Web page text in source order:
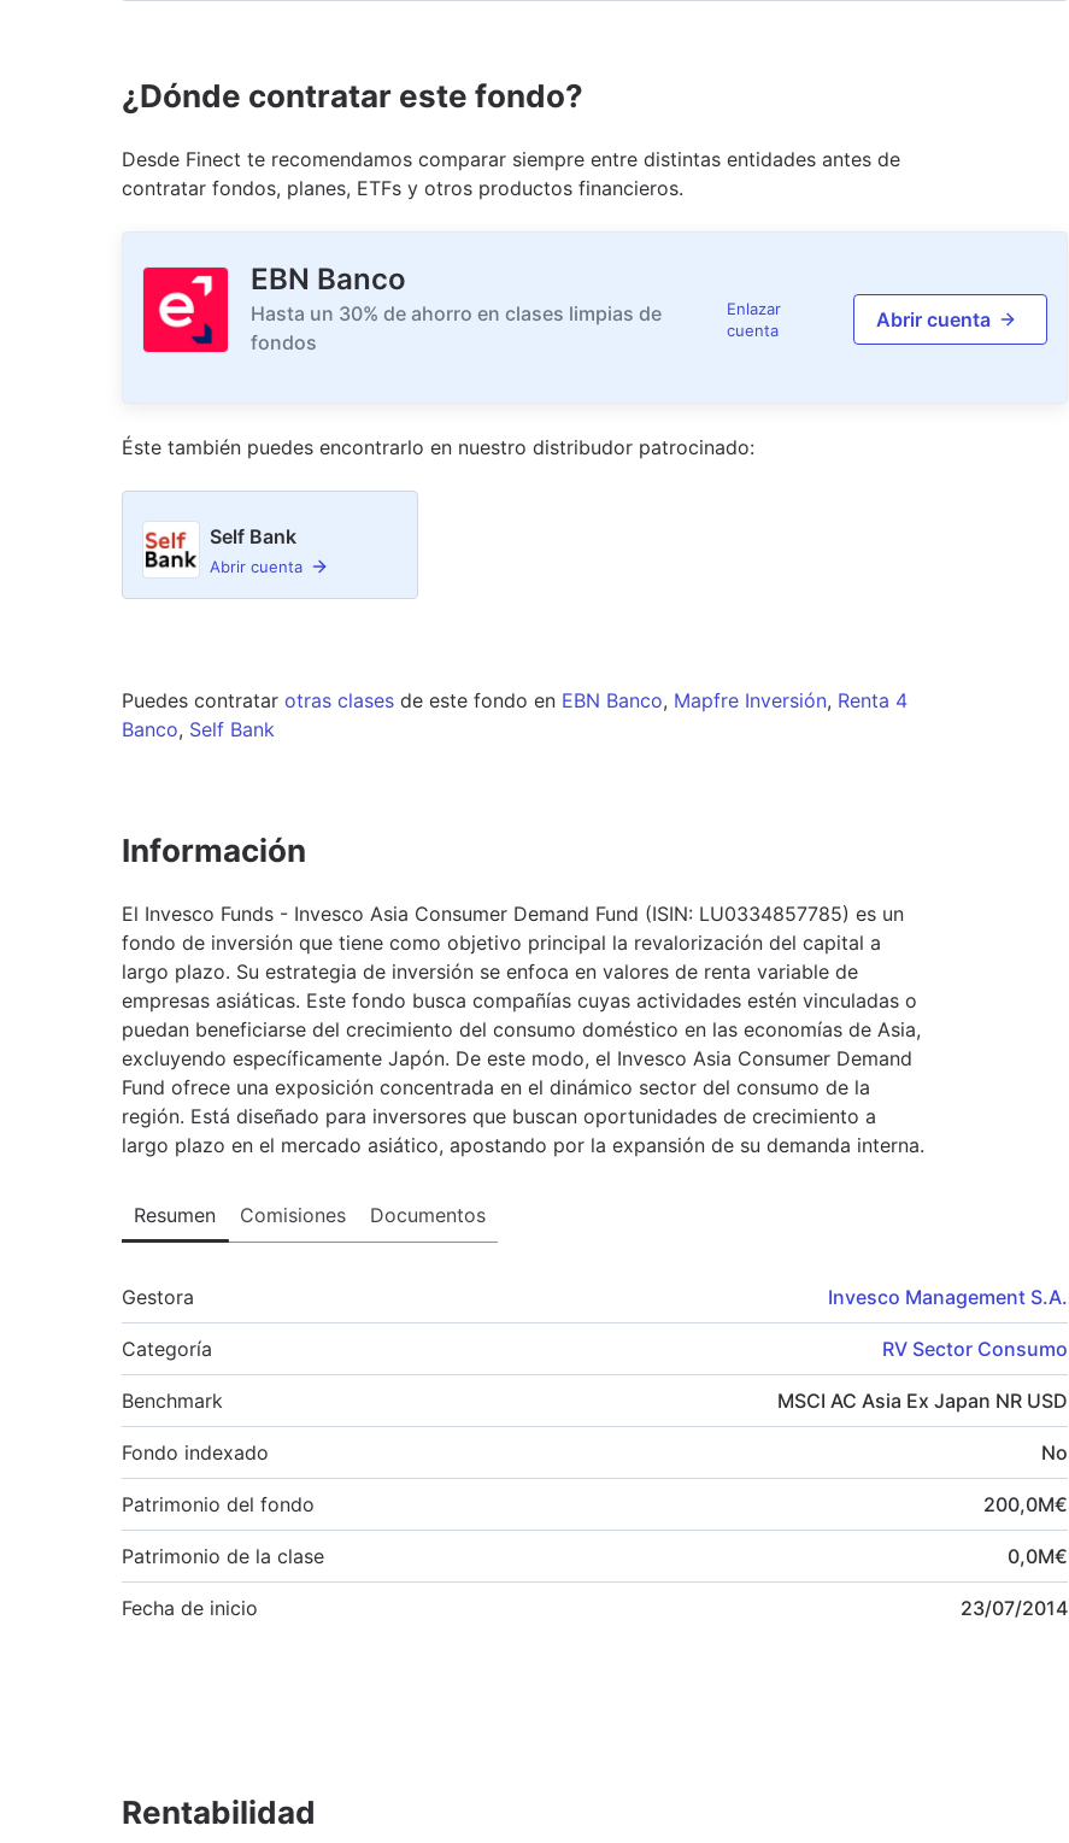
¿Dónde contratar este fondo?
Desde Finect te recomendamos comparar siempre entre distintas entidades antes de
contratar fondos, planes, ETFs y otros productos financieros.
EBN Banco
Hasta un 30% de ahorro en clases limpias de
fondos
Enlazar
cuenta
Abrir cuenta
Éste también puedes encontrarlo en nuestro distribudor patrocinado:
Self Bank
Abrir cuenta
Puedes contratar otras clases de este fondo en EBN Banco, Mapfre Inversión, Renta 4
Banco, Self Bank
Información
El Invesco Funds - Invesco Asia Consumer Demand Fund (ISIN: LU0334857785) es un
fondo de inversión que tiene como objetivo principal la revalorización del capital a
largo plazo. Su estrategia de inversión se enfoca en valores de renta variable de
empresas asiáticas. Este fondo busca compañías cuyas actividades estén vinculadas o
puedan beneficiarse del crecimiento del consumo doméstico en las economías de Asia,
excluyendo específicamente Japón. De este modo, el Invesco Asia Consumer Demand
Fund ofrece una exposición concentrada en el dinámico sector del consumo de la
región. Está diseñado para inversores que buscan oportunidades de crecimiento a
largo plazo en el mercado asiático, apostando por la expansión de su demanda interna.
Resumen Comisiones Documentos
Gestora Invesco Management S.A.
Categoría RV Sector Consumo
Benchmark MSCI AC Asia Ex Japan NR USD
Fondo indexado No
Patrimonio del fondo 200,0M€
Patrimonio de la clase 0,0M€
Fecha de inicio 23/07/2014
Rentabilidad